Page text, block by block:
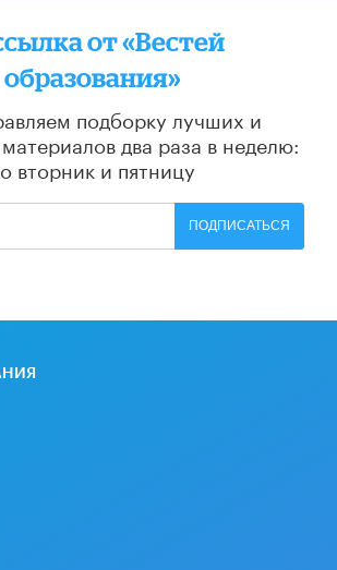
от «Вестей
образования»
подборку лучших и
два раза в неделю:
вторник и пятницу
ПОДПИСАТЬСЯ